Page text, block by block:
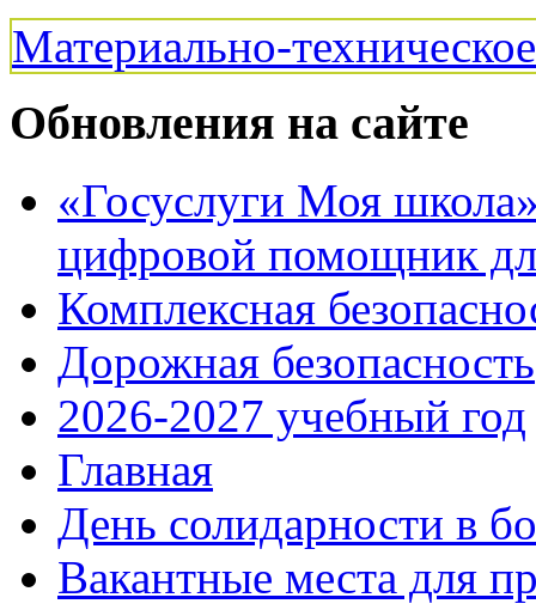
Материально-
Обновления на сайте
«Госуслуги Моя
цифровой помощник
Комплексная
Дорожная безопасность
2026-2027 учебный год
Главная
День солидарности в
Вакантные места для